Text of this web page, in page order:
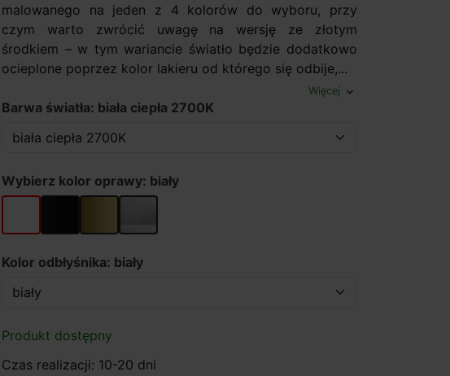
malowanego na jeden z 4 kolorów do wyboru, przy
czym warto zwrócić uwagę na wersję ze złotym
środkiem – w tym wariancie światło będzie dodatkowo
ocieplone poprzez kolor lakieru od którego się odbije,...
Więcej expand_more
Barwa światła: biała ciepła 2700K
Wybierz kolor oprawy: biały
biały czarnyzłoty szary
Kolor odbłyśnika: biały
Produkt dostępny
Czas realizacji: 10-20 dni